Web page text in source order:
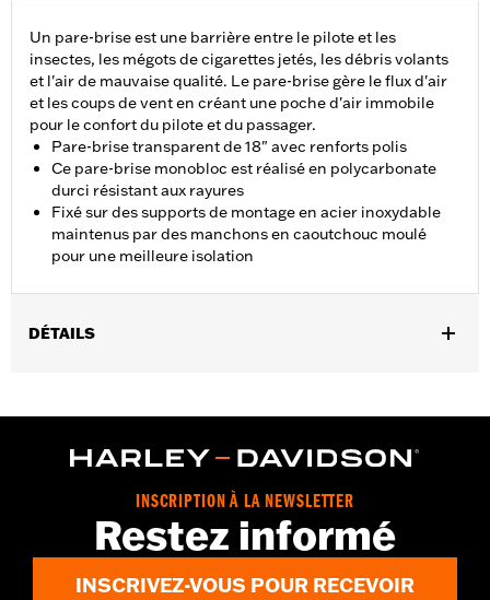
Un pare-brise est une barrière entre le pilote et les
insectes, les mégots de cigarettes jetés, les débris volants
et l'air de mauvaise qualité. Le pare-brise gère le flux d'air
et les coups de vent en créant une poche d'air immobile
pour le confort du pilote et du passager.
Pare-brise transparent de 18" avec renforts polis
Ce pare-brise monobloc est réalisé en polycarbonate
durci résistant aux rayures
Fixé sur des supports de montage en acier inoxydable
maintenus par des manchons en caoutchouc moulé
pour une meilleure isolation
DÉTAILS
2000 à 2017 nécessitent l'achat séparé du matériel de montage
P/N 91800025. Incompatible avec le kit d'éclairage auxiliaire
Custom P/N 68000051.
Vendu à l'unité:
Chaque
Polycarbonate à revêtement dur
INSCRIPTION À LA NEWSLETTER
Restez informé
INSCRIVEZ-VOUS POUR RECEVOIR